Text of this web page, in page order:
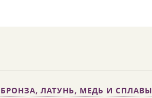
БРОНЗА, ЛАТУНЬ, МЕДЬ И СПЛАВЫ